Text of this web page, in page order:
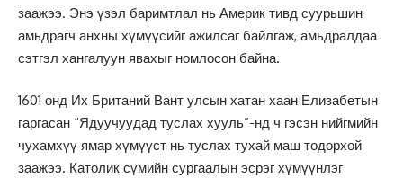
заажээ. Энэ үзэл баримтлал нь Америк тивд суурьшин
амьдрагч анхны хүмүүсийг ажилсаг байлгаж, амьдралдаа
сэтгэл хангалуун явахыг номлосон байна.
1601 онд Их Британий Вант улсын хатан хаан Елизабетын
гаргасан “Ядуучуудад туслах хууль”-нд ч гэсэн нийгмийн
чухамхүү ямар хүмүүст нь туслах тухай маш тодорхой
заажээ. Католик сүмийн сургаалын эсрэг хүмүүнлэг